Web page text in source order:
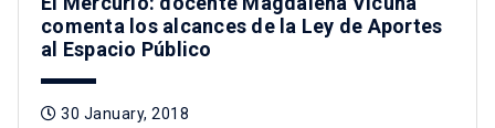
comenta los alcances de la Ley de Aportes
al Espacio Público
30 January, 2018